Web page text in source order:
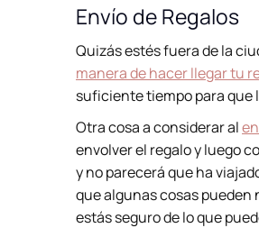
Envío de Regalos
Quizás estés fuera de la
manera de hacer llegar tu
suficiente tiempo para que
Otra cosa a considerar al
envolver el regalo y luego
y no parecerá que ha
que algunas cosas pueden
estás seguro de lo que